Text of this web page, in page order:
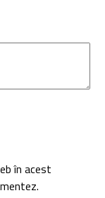
în acest